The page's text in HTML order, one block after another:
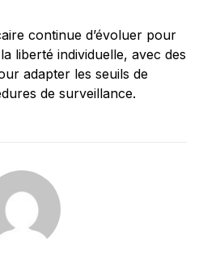
continue d’évoluer pour
liberté individuelle, avec des
adapter les seuils de
de surveillance.